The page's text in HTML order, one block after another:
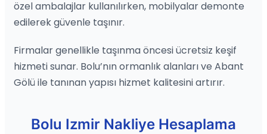
özel ambalajlar kullanılırken, mobilyalar demonte
edilerek güvenle taşınır.
Firmalar genellikle taşınma öncesi ücretsiz keşif
hizmeti sunar. Bolu’nın ormanlık alanları ve Abant
Gölü ile tanınan yapısı hizmet kalitesini artırır.
Bolu Izmir Nakliye Hesaplama